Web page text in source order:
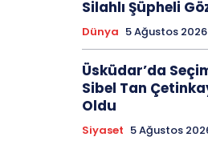
Silahlı Şüpheli
Dünya 5 Ağustos 2026
Üsküdar’da
Sibel Tan
Oldu
Siyaset 5 Ağustos